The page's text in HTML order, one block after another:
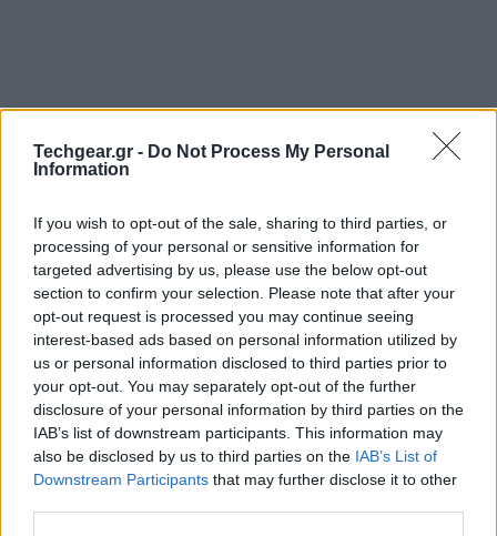
Techgear.gr - Do Not Process My Personal
Information
If you wish to opt-out of the sale, sharing to third parties, or
processing of your personal or sensitive information for
targeted advertising by us, please use the below opt-out
section to confirm your selection. Please note that after your
opt-out request is processed you may continue seeing
interest-based ads based on personal information utilized by
us or personal information disclosed to third parties prior to
your opt-out. You may separately opt-out of the further
disclosure of your personal information by third parties on the
IAB’s list of downstream participants. This information may
also be disclosed by us to third parties on the IAB’s List of
Downstream Participants that may further disclose it to other
Η ομάδα @evleaks επιστρέφει με τη φωτογραφία που
βλέπετε, η οποία απεικονίζει τα Optimus F5 και
Optimus F7, δύο από τα μοντέλα της νέας σειράς
Optimus F που συνοδεύτηκε στοχτεσινό teaserαπό
τη λέξη "freedom" και θα παρουσιαστεί κατά πάσα
πιθανότητα την επόμενη εβδομάδα στην